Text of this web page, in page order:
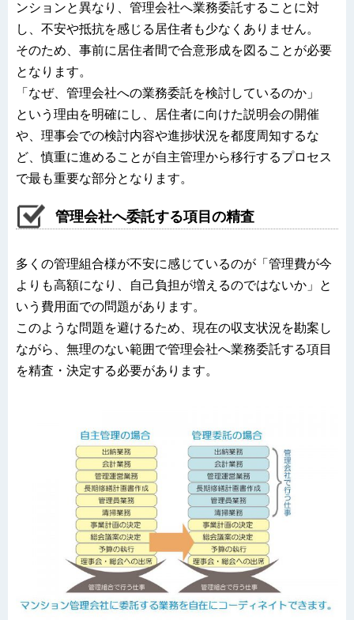
ンションと異なり、管理会社へ業務委託することに対
し、不安や抵抗を感じる居住者も少なくありません。
そのため、事前に居住者間で合意形成を図ることが必要
となります。
「なぜ、管理会社への業務委託を検討しているのか」
という理由を明確にし、居住者に向けた説明会の開催
や、理事会での検討内容や進捗状況を都度周知するな
ど、慎重に進めることが自主管理から移行するプロセス
で最も重要な部分となります。
管理会社へ委託する項目の精査
多くの管理組合様が不安に感じているのが「管理費が今
よりも高額になり、自己負担が増えるのではないか」と
いう費用面での問題があります。
このような問題を避けるため、現在の収支状況を勘案し
ながら、無理のない範囲で管理会社へ業務委託する項目
を精査・決定する必要があります。